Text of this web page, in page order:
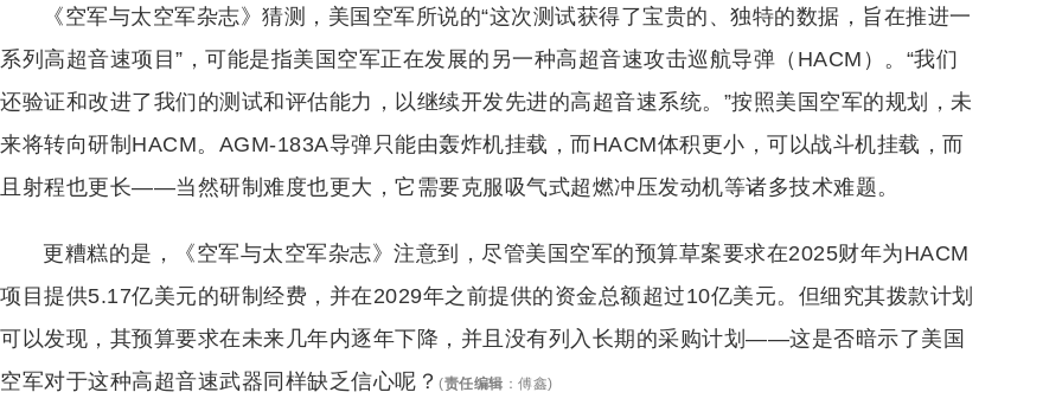
《空军与太空军杂志》猜测，美国空军所说的“这次测试获得了宝贵的、独特的数据，旨在推进一
系列高超音速项目”，可能是指美国空军正在发展的另一种高超音速攻击巡航导弹（HACM）。“我们
还验证和改进了我们的测试和评估能力，以继续开发先进的高超音速系统。”按照美国空军的规划，未
来将转向研制HACM。AGM-183A导弹只能由轰炸机挂载，而HACM体积更小，可以战斗机挂载，而
且射程也更长——当然研制难度也更大，它需要克服吸气式超燃冲压发动机等诸多技术难题。
更糟糕的是，《空军与太空军杂志》注意到，尽管美国空军的预算草案要求在2025财年为HACM
项目提供5.17亿美元的研制经费，并在2029年之前提供的资金总额超过10亿美元。但细究其拨款计划
可以发现，其预算要求在未来几年内逐年下降，并且没有列入长期的采购计划——这是否暗示了美国
空军对于这种高超音速武器同样缺乏信心呢？ (责任编辑 ： 傅鑫)